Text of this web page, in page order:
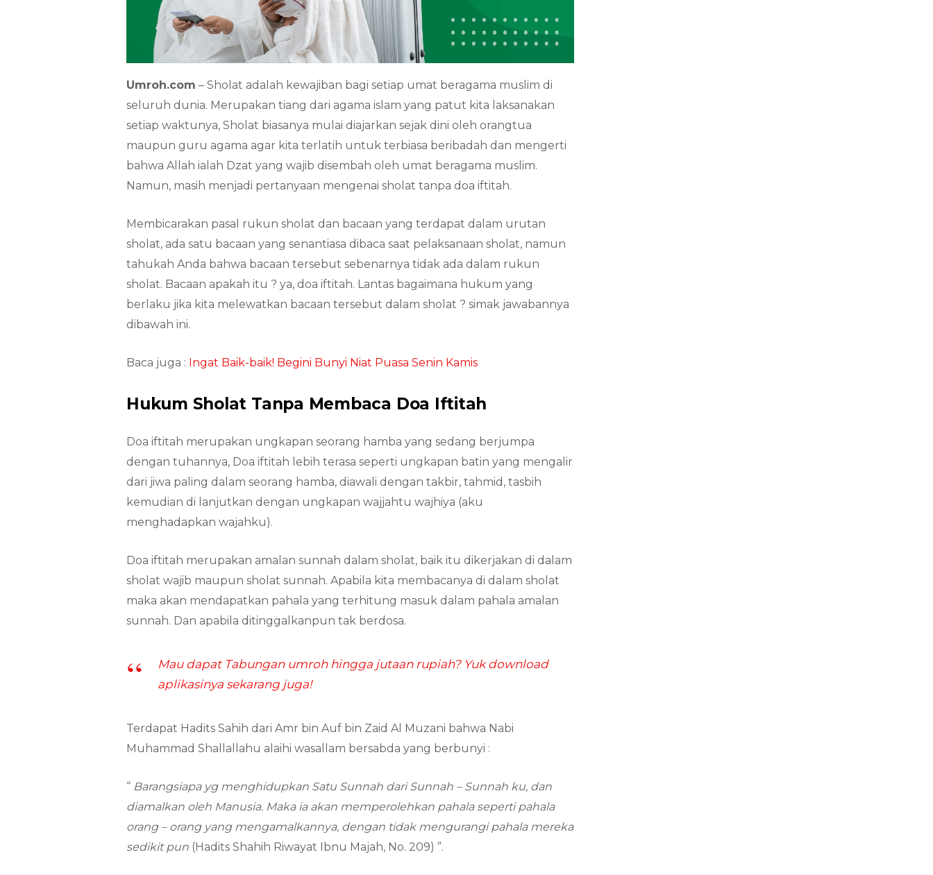
Umroh.com – Sholat adalah kewajiban bagi setiap umat beragama muslim di
seluruh dunia. Merupakan tiang dari agama islam yang patut kita laksanakan
setiap waktunya, Sholat biasanya mulai diajarkan sejak dini oleh orangtua
maupun guru agama agar kita terlatih untuk terbiasa beribadah dan mengerti
bahwa Allah ialah Dzat yang wajib disembah oleh umat beragama muslim.
Namun, masih menjadi pertanyaan mengenai sholat tanpa doa iftitah.
Membicarakan pasal rukun sholat dan bacaan yang terdapat dalam urutan
sholat, ada satu bacaan yang senantiasa dibaca saat pelaksanaan sholat, namun
tahukah Anda bahwa bacaan tersebut sebenarnya tidak ada dalam rukun
sholat. Bacaan apakah itu ? ya, doa iftitah. Lantas bagaimana hukum yang
berlaku jika kita melewatkan bacaan tersebut dalam sholat ? simak jawabannya
dibawah ini.
Baca juga : Ingat Baik-baik! Begini Bunyi Niat Puasa Senin Kamis
Hukum Sholat Tanpa Membaca Doa Iftitah
Doa iftitah merupakan ungkapan seorang hamba yang sedang berjumpa
dengan tuhannya, Doa iftitah lebih terasa seperti ungkapan batin yang mengalir
dari jiwa paling dalam seorang hamba, diawali dengan takbir, tahmid, tasbih
kemudian di lanjutkan dengan ungkapan wajjahtu wajhiya (aku
menghadapkan wajahku).
Doa iftitah merupakan amalan sunnah dalam sholat, baik itu dikerjakan di dalam
sholat wajib maupun sholat sunnah. Apabila kita membacanya di dalam sholat
maka akan mendapatkan pahala yang terhitung masuk dalam pahala amalan
sunnah. Dan apabila ditinggalkanpun tak berdosa.
Mau dapat Tabungan umroh hingga jutaan rupiah? Yuk download
aplikasinya sekarang juga!
Terdapat Hadits Sahih dari Amr bin Auf bin Zaid Al Muzani bahwa Nabi
Muhammad Shallallahu alaihi wasallam bersabda yang berbunyi :
“ Barangsiapa yg menghidupkan Satu Sunnah dari Sunnah – Sunnah ku, dan
diamalkan oleh Manusia. Maka ia akan memperolehkan pahala seperti pahala
orang – orang yang mengamalkannya, dengan tidak mengurangi pahala mereka
sedikit pun(Hadits Shahih Riwayat Ibnu Majah, No. 209) ”.